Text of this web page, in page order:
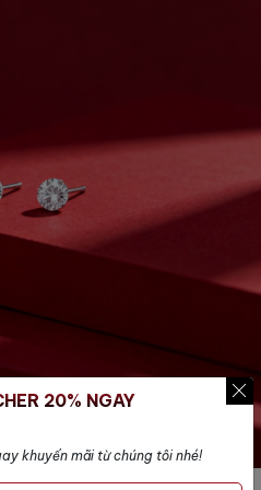
20% NGAY
khuyến mãi từ chúng tôi nhé!